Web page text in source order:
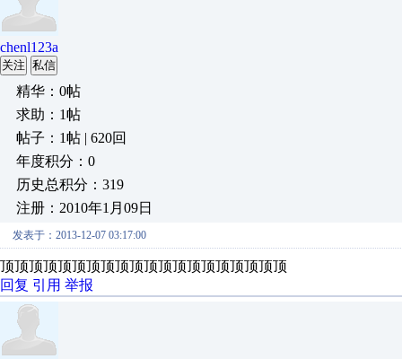
chenl123a
关注 私信
精华：0帖
求助：1帖
帖子：1帖 | 620回
年度积分：0
历史总积分：319
注册：2010年1月09日
发表于：2013-12-07 03:17:00
顶顶顶顶顶顶顶顶顶顶顶顶顶顶顶顶顶顶顶顶
回复 引用 举报